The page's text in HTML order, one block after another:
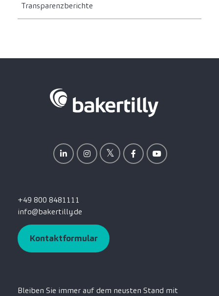
Transparenzberichte
+49 800 8481111
info@bakertilly.de
Kontaktformular
Bleiben Sie immer auf dem neusten Stand mit